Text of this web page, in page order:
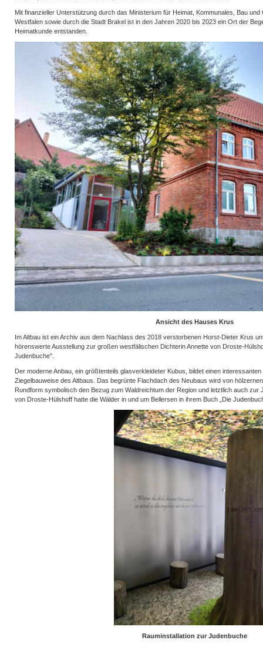
Mit finanzieller Unterstützung durch das Ministerium für Heimat, Kommunales, Bau
Westfalen sowie durch die Stadt Brakel ist in den Jahren 2020 bis 2023 ein Ort der
Heimatkunde entstanden.
Ansicht des Hauses Krus
Im Altbau ist ein Archiv aus dem Nachlass des 2018 verstorbenen Horst-Dieter Krus
hörenswerte Ausstellung zur großen westfälischen Dichterin Annette von Droste-
Judenbuche".
Der moderne Anbau, ein größtenteils glasverkleideter Kubus, bildet einen
Ziegelbauweise des Altbaus. Das begrünte Flachdach des Neubaus wird von
Rundform symbolisch den Bezug zum Waldreichtum der Region und letztlich auch zur
von Droste-Hülshoff hatte die Wälder in und um Bellersen in ihrem Buch „Die
Rauminstallation zur Judenbuche